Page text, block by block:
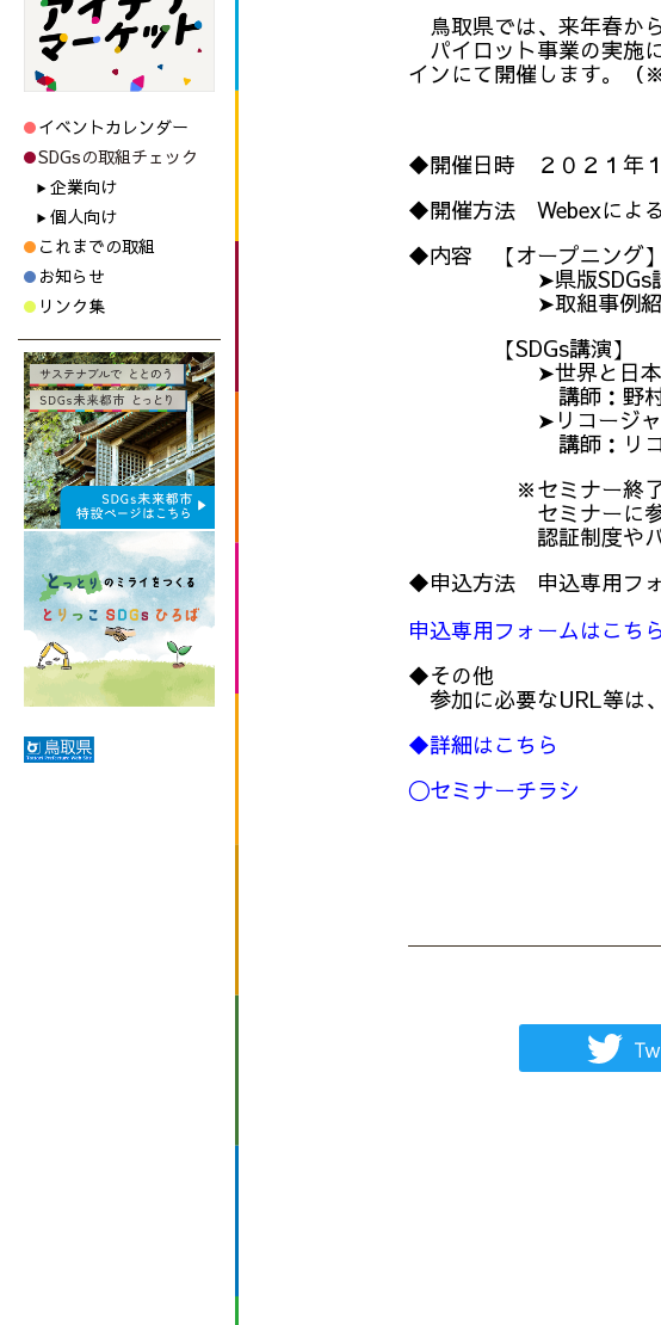
イベントカレンダー
SDGsの取組チェック
企業向け
個人向け
これまでの取組
お知らせ
リンク集
鳥取県では、来年春か
パイロット事業の実施
インにて開催します。（
◆開催日時 ２０２１年１
◆開催方法 Webexによ
◆内容 【オープニング】
➤県版SDGs認証
➤取組事例紹介（
【SDGs講演】
➤世界と日本で注
講師：野村資本市
➤リコージャパンに
講師：リコージャ
※セミナー終了後に
セミナーに参加いた
認証制度やパイロッ
◆申込方法 申込専用フォ
申込専用フォームはこち
◆その他
参加に必要なURL等は
◆詳細はこちら
〇セミナーチラシ